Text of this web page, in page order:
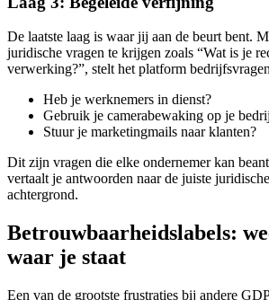
De laatste laag is waar jij aan de beurt bent.
juridische vragen te krijgen zoals “Wat is je
verwerking?”, stelt het platform
Heb je werknemers in dienst?
Gebruik je camerabewaking op je
Stuur je marketingmails naar klanten?
Dit zijn vragen die elke ondernemer kan
vertaalt je antwoorden naar de juiste
achtergrond.
Betrouwbaarheidslabels:
waar je staat
Een van de grootste frustraties bij andere